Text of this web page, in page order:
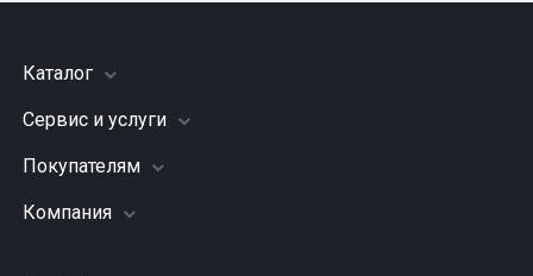
Каталог
Шины
Грузовые шины
Диски
Сервис и услуги
Заправка кондиционера
Подвеска (ходовая часть)
Покупателям
Акции
Компания